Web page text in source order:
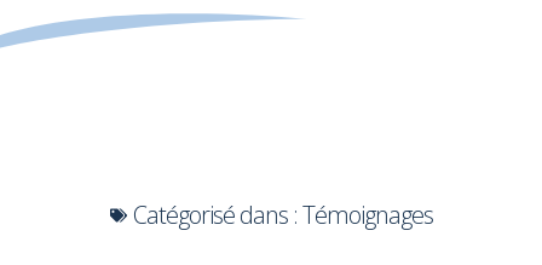
Catégorisé dans :Témoignages